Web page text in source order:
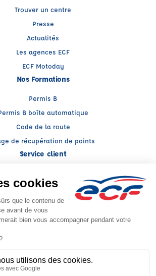
Trouver un centre
Presse
Actualités
Les agences ECF
ECF Motoday
Nos Formations
Permis B
B boîte automatique
Code de la route
de récupération de points
Service client
My ECF
Conseils